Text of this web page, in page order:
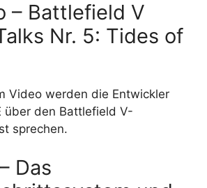
– Battlefield V
Nr. 5: Tides of
Video werden die Entwickler
über den Battlefield V-
sprechen.
Das